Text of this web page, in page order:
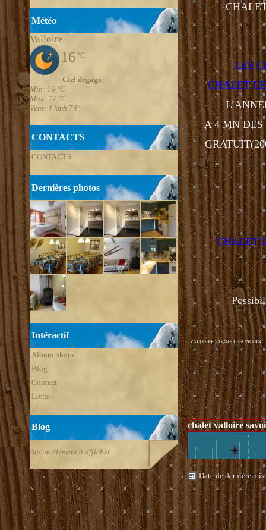
Météo
Valloire
16 °C
Ciel dégagé
Min: 16 °C
Max: 17 °C
Vent: 4 kmh 74°
CONTACTS
CONTACTS
Dernières photos
Intéractif
Album photo
Blog
Contact
Liens
Blog
Aucun élément à afficher
CHALET LA
LES
CHALET
A 4 MN DES
CHALET
voir ci -
Possibilitée
VALLOIRE SAVOIE LEBONCOIN
chalet valloire
Date de dernière